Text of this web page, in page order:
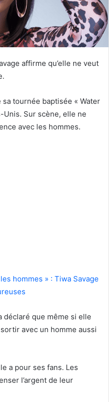
affirme qu’elle ne veut
tournée baptisée « Water
Unis. Sur scène, elle ne
avec les hommes.
hommes » : Tiwa Savage
déclaré que même si elle
avec un homme aussi
a pour ses fans. Les
l’argent de leur